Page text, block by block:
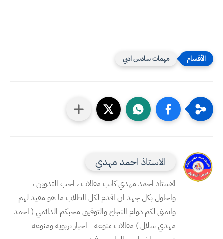
مهمات سادس ادبي
الاستاذ احمد مهدي
الاستاذ احمد مهدي كاتب مقالات ، احب التدوين ،
واحاول بكل جهد ان اقدم لكل الطلاب ما هو مفيد لهم
واتمنى لكم دوام النجاح والتوفيق محبكم الدائمي ( احمد
مهدي شلال ) مقالات منوعه - اخبار تربويه ومنوعه -